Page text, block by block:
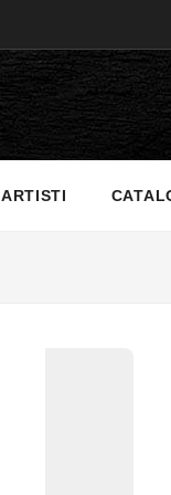
ARTISTI